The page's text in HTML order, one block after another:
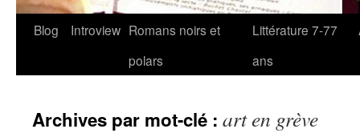
Blog Introview Romans noirs et
polars
Littérature 7-77
ans
Archives par mot-clé : art en grève